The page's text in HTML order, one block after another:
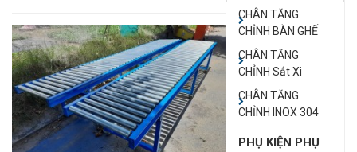
CHÂN TĂNG
CHỈNH BÀN GHẾ
CHÂN TĂNG
CHỈNH Sắt Xi
CHÂN TĂNG
CHỈNH INOX 304
PHỤ KIỆN PHỤ